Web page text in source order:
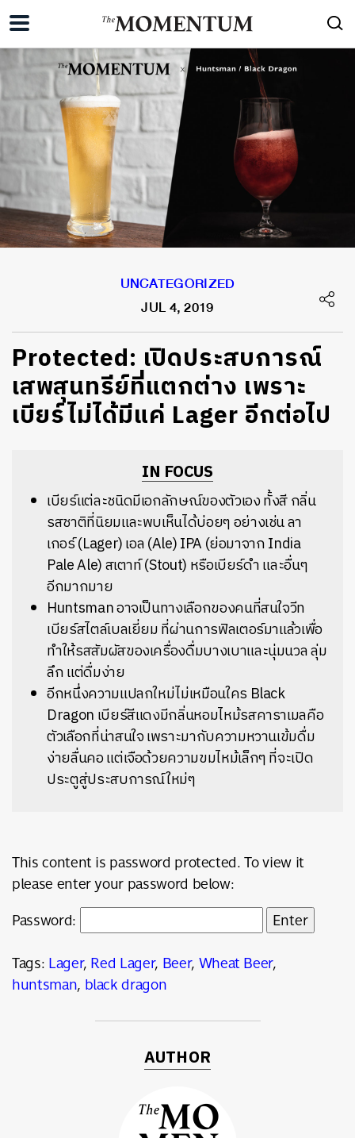
UNCATEGORIZED
JUL 4, 2019
Protected: เปิดประสบการณ์
เสพสุนทรีย์ที่แตกต่าง เพราะ
เบียร์ไม่ได้มีแค่ Lager อีกต่อไป
IN FOCUS
เบียร์แต่ละชนิดมีเอกลักษณ์ของตัวเอง ทั้งสี กลิ่น
รสชาติที่นิยมและพบเห็นได้บ่อยๆ อย่างเช่น ลา
เกอร์ (Lager) เอล (Ale) IPA (ย่อมาจาก India
Pale Ale) สเตาท์ (Stout) หรือเบียร์ดำ และอื่นๆ
อีกมากมาย
Huntsman อาจเป็นทางเลือกของคนที่สนใจวีท
เบียร์สไตล์เบลเยี่ยม ที่ผ่านการฟิลเตอร์มาแล้วเพื่อ
ทำให้รสสัมผัสของเครื่องดื่มบางเบาและนุ่มนวล ลุ่ม
ลึก แต่ดื่มง่าย
อีกหนึ่งความแปลกใหม่ไม่เหมือนใคร Black
Dragon เบียร์สีแดงมีกลิ่นหอมไหม้รสคาราเมลคือ
ตัวเลือกที่น่าสนใจ เพราะมากับความหวานเข้มดื่ม
ง่ายลื่นคอ แต่เจือด้วยความขมไหม้เล็กๆ ที่จะเปิด
ประตูสู่ประสบการณ์ใหม่ๆ
This content is password protected. To view it
please enter your password below:
Password:
Tags:Lager,Red Lager, Beer,Wheat Beer,
huntsman, black dragon
AUTHOR
TWEET LINE